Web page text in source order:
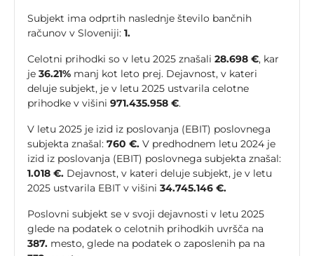
Subjekt ima odprtih naslednje število bančnih
računov v Sloveniji: 1.
Celotni prihodki so v letu 2025 znašali 28.698 €, kar
je 36.21% manj kot leto prej. Dejavnost, v kateri
deluje subjekt, je v letu 2025 ustvarila celotne
prihodke v višini 971.435.958 €.
V letu 2025 je izid iz poslovanja (EBIT) poslovnega
subjekta znašal: 760 €. V predhodnem letu 2024 je
izid iz poslovanja (EBIT) poslovnega subjekta znašal:
1.018 €. Dejavnost, v kateri deluje subjekt, je v letu
2025 ustvarila EBIT v višini 34.745.146 €.
Poslovni subjekt se v svoji dejavnosti v letu 2025
glede na podatek o celotnih prihodkih uvršča na
387. mesto, glede na podatek o zaposlenih pa na